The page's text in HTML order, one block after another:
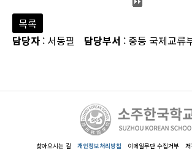
목록
담당자 : 서동필 담당부서 : 중등 국제교류
찾아오시는 길 개인정보처리방침 이메일무단 수집거부